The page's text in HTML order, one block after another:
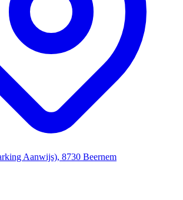
Aanwijs), 8730 Beernem